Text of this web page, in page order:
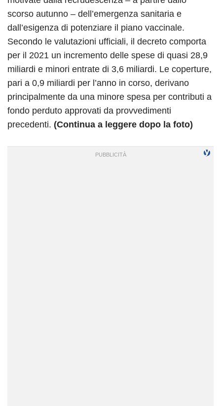
scorso autunno – dell’emergenza sanitaria e
dall’esigenza di potenziare il piano vaccinale.
Secondo le valutazioni ufficiali, il decreto comporta
per il 2021 un incremento delle spese di quasi 28,9
miliardi e minori entrate di 3,6 miliardi. Le coperture,
pari a 0,9 miliardi per l’anno in corso, derivano
principalmente da una minore spesa per contributi a
fondo perduto approvati da provvedimenti
precedenti. (Continua a leggere dopo la foto)